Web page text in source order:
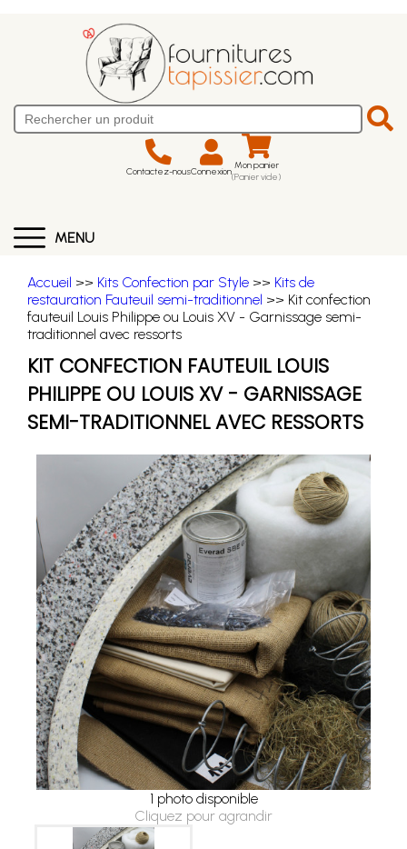
Contactez-nousConnexion Mon panier
(Panier vide)
MENU
Accueil >> Kits Confection par Style >> Kits de
restauration Fauteuil semi-traditionnel >> Kit confection
fauteuil Louis Philippe ou Louis XV - Garnissage semi-
traditionnel avec ressorts
KIT CONFECTION FAUTEUIL LOUIS
PHILIPPE OU LOUIS XV - GARNISSAGE
SEMI-TRADITIONNEL AVEC RESSORTS
1 photo disponible
Cliquez pour agrandir